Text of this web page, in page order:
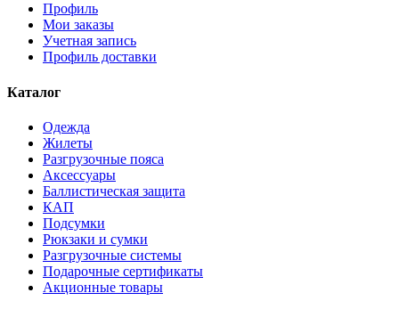
Профиль
Мои заказы
Учетная запись
Профиль доставки
Каталог
Одежда
Жилеты
Разгрузочные пояса
Аксессуары
Баллистическая защита
КАП
Подсумки
Рюкзаки и сумки
Разгрузочные системы
Подарочные сертификаты
Акционные товары